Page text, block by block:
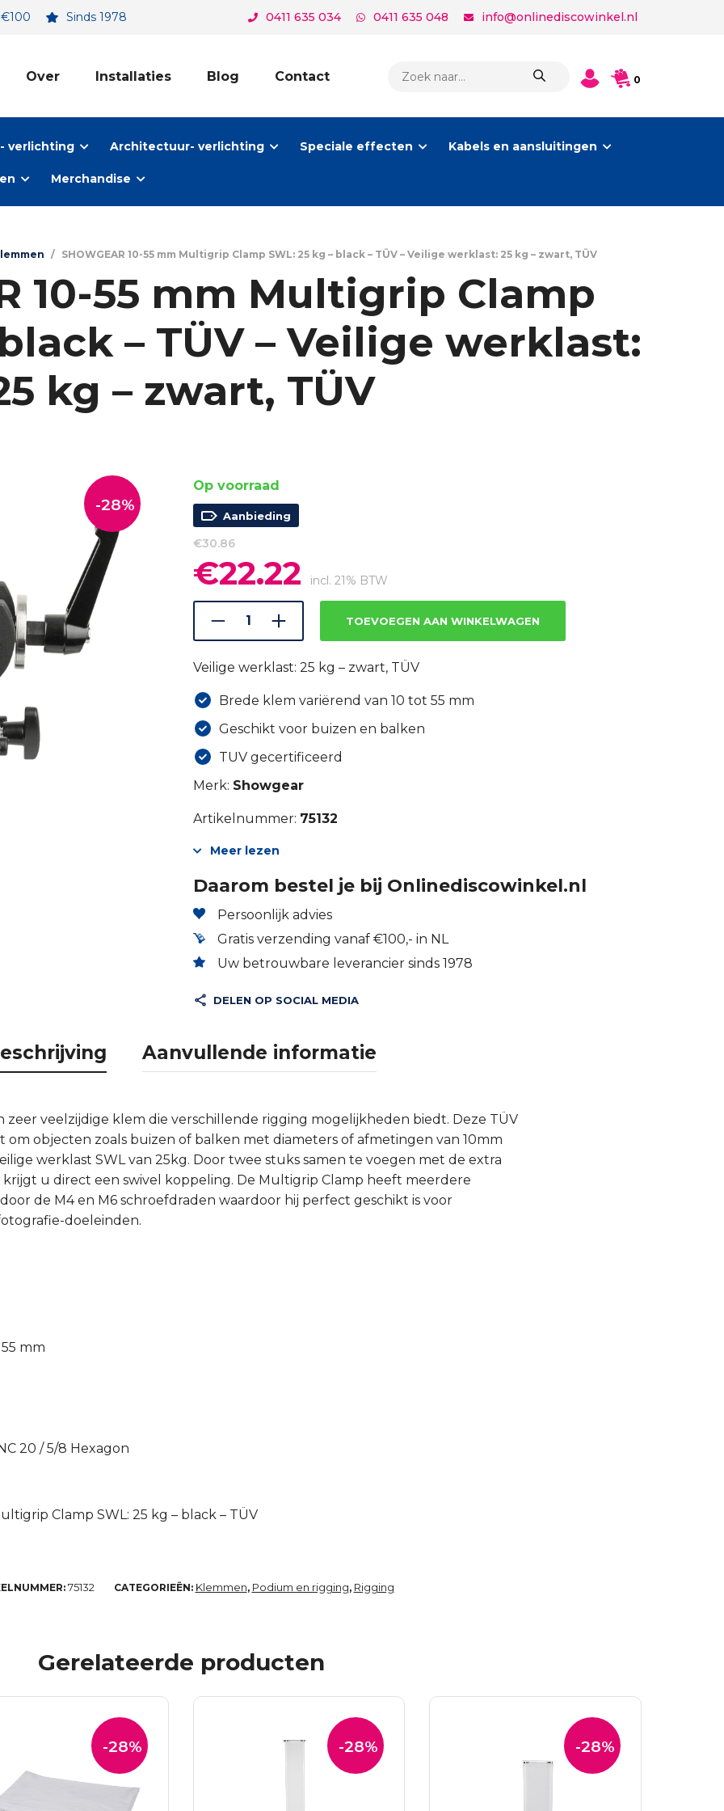
Sinds 1978 0411 635 034 0411 635 048 info@onlinediscowinkel.nl
Over Installaties Blog Contact
ZOEKEN
0
verlichting Architectuur- verlichting Speciale effecten Kabels en aansluitingen
Merchandise
/ SHOWGEAR 10-55 mm Multigrip Clamp SWL: 25 kg – black – TÜV – Veilige werklast: 25 kg – zwart, TÜV
10-55 mm Multigrip Clamp
– TÜV – Veilige werklast:
kg – zwart, TÜV
-28%
Op voorraad
Aanbieding
€30.86
Oorspronkelijke
prijs
was:
€30.86.
€22.22 prijs
is:
€22.22.
incl. 21% BTW
TOEVOEGEN AAN WINKELWAGEN
Veilige werklast: 25 kg – zwart, TÜV
Brede klem variërend van 10 tot 55 mm
Geschikt voor buizen en balken
TUV gecertificeerd
Merk: Showgear
Artikelnummer: 75132
Meer lezen
Daarom bestel je bij Onlinediscowinkel.nl
Persoonlijk advies
Gratis verzending vanaf €100,- in NL
Uw betrouwbare leverancier sinds 1978
DELEN OP SOCIAL MEDIA
Aanvullende informatie
zeer veelzijdige klem die verschillende rigging mogelijkheden biedt. Deze TÜV
om objecten zoals buizen of balken met diameters of afmetingen van 10mm
werklast SWL van 25kg. Door twee stuks samen te voegen met de extra
u direct een swivel koppeling. De Multigrip Clamp heeft meerdere
de M4 en M6 schroefdraden waardoor hij perfect geschikt is voor
doeleinden.
mm
20 / 5/8 Hexagon
Clamp SWL: 25 kg – black – TÜV
75132 CATEGORIEËN: Klemmen, Podium en rigging, Rigging
Gerelateerde producten
-28% -28% -28%